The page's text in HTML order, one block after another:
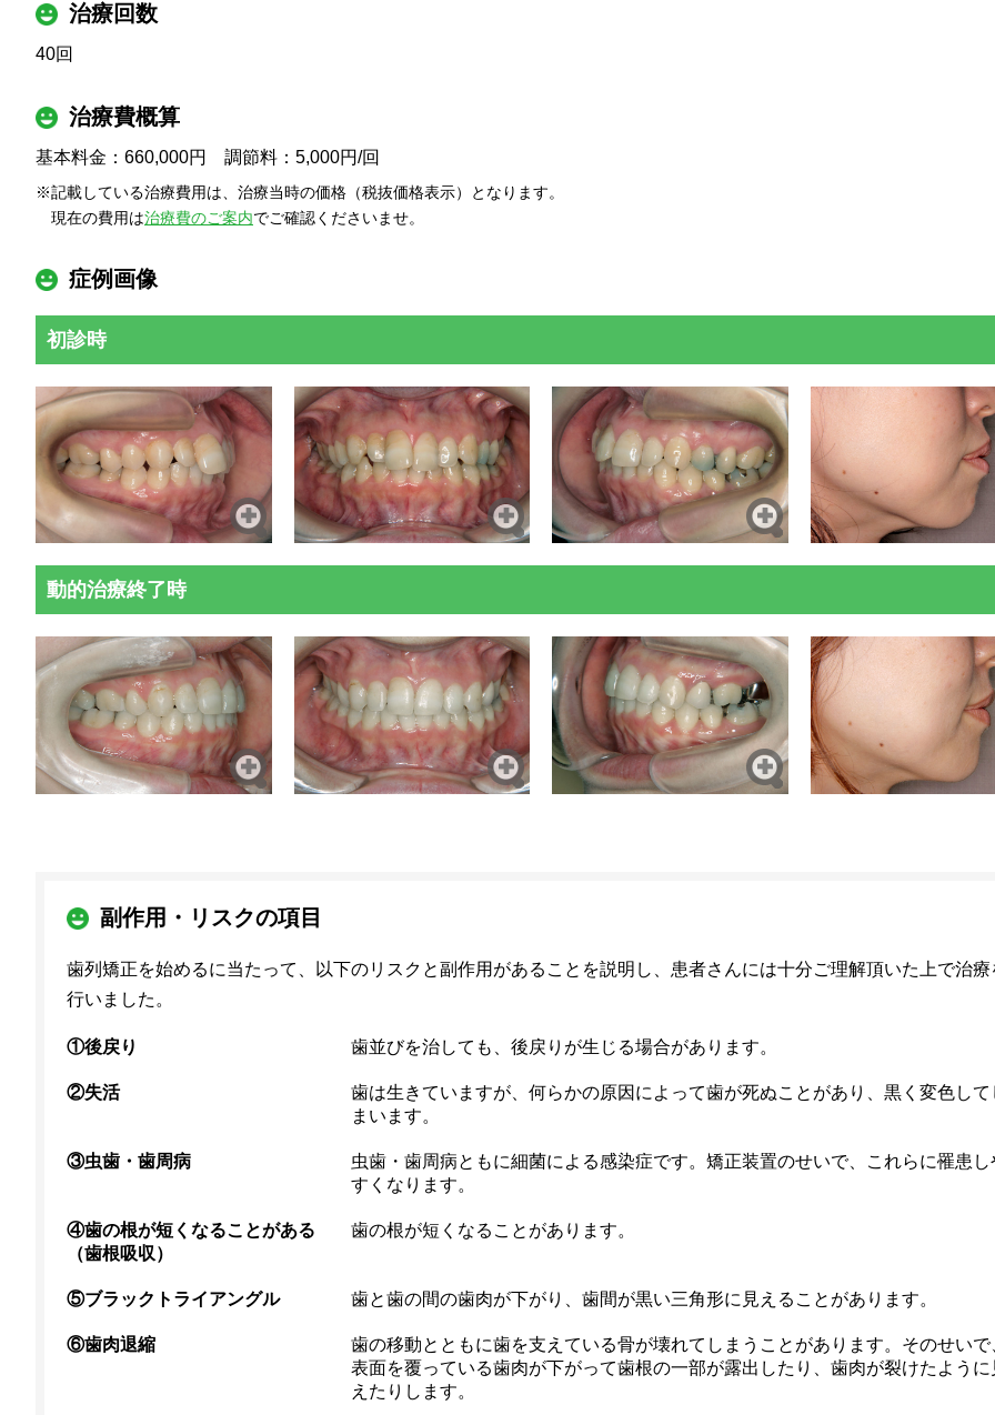
治療回数
40回
治療費概算
基本料金：660,000円 調節料：5,000円/回
記載している治療費用は、治療当時の価格（税抜価格表示）となります。
現在の費用は治療費のご案内でご確認くださいませ。
症例画像
初診時
動的治療終了時
副作用・リスクの項目
歯列矯正を始めるに当たって、以下のリスクと副作用があることを説明し、患者さんには十分ご理解頂いた上で治療
行いました。
①後戻り 歯並びを治しても、後戻りが生じる場合があります。
②失活
歯は生きていますが、何らかの原因によって歯が死ぬことがあり、黒く変色して
まいます。
③虫歯・歯周病
虫歯・歯周病ともに細菌による感染症です。矯正装置のせいで、これらに罹患し
すくなります。
④歯の根が短くなることがある
（歯根吸収）
歯の根が短くなることがあります。
⑤ブラックトライアングル 歯と歯の間の歯肉が下がり、歯間が黒い三角形に見えることがあります。
⑥歯肉退縮
歯の移動とともに歯を支えている骨が壊れてしまうことがあります。そのせいで
表面を覆っている歯肉が下がって歯根の一部が露出したり、歯肉が裂けたように
えたりします。